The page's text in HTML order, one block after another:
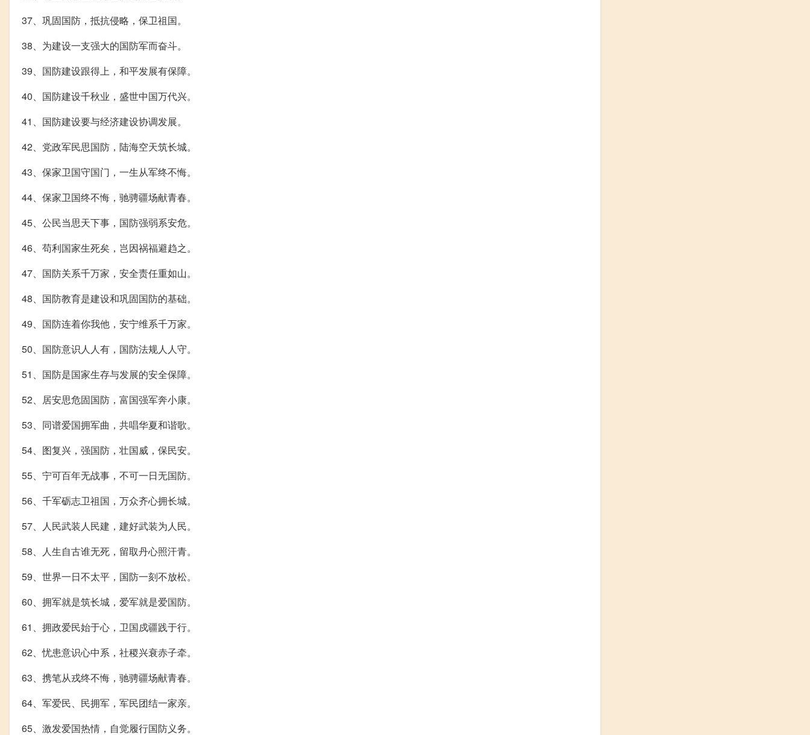
37、巩固国防，抵抗侵略，保卫祖国。
38、为建设一支强大的国防军而奋斗。
39、国防建设跟得上，和平发展有保障。
40、国防建设千秋业，盛世中国万代兴。
41、国防建设要与经济建设协调发展。
42、党政军民思国防，陆海空天筑长城。
43、保家卫国守国门，一生从军终不悔。
44、保家卫国终不悔，驰骋疆场献青春。
45、公民当思天下事，国防强弱系安危。
46、苟利国家生死矣，岂因祸福避趋之。
47、国防关系千万家，安全责任重如山。
48、国防教育是建设和巩固国防的基础。
49、国防连着你我他，安宁维系千万家。
50、国防意识人人有，国防法规人人守。
51、国防是国家生存与发展的安全保障。
52、居安思危固国防，富国强军奔小康。
53、同谱爱国拥军曲，共唱华夏和谐歌。
54、图复兴，强国防，壮国威，保民安。
55、宁可百年无战事，不可一日无国防。
56、千军砺志卫祖国，万众齐心拥长城。
57、人民武装人民建，建好武装为人民。
58、人生自古谁无死，留取丹心照汗青。
59、世界一日不太平，国防一刻不放松。
60、拥军就是筑长城，爱军就是爱国防。
61、拥政爱民始于心，卫国戍疆践于行。
62、忧患意识心中系，社稷兴衰赤子牵。
63、携笔从戎终不悔，驰骋疆场献青春。
64、军爱民、民拥军，军民团结一家亲。
65、激发爱国热情，自觉履行国防义务。